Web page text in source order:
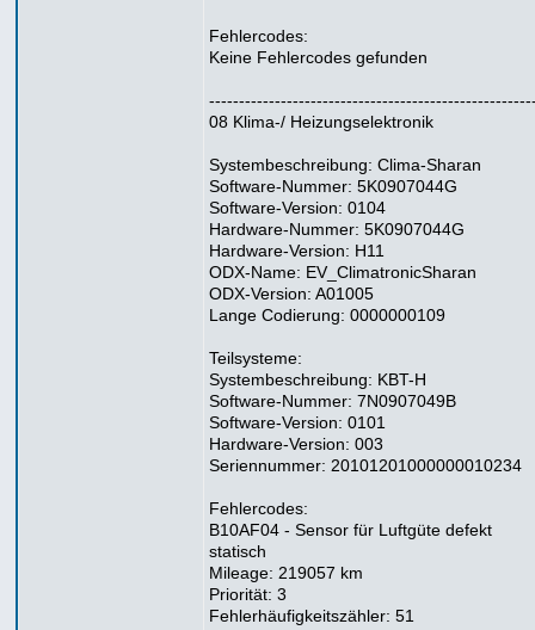
Fehlercodes:
Keine Fehlercodes gefunden
08 Klima-/ Heizungselektronik
Systembeschreibung: Clima-Sharan
Software-Nummer: 5K0907044G
Software-Version: 0104
Hardware-Nummer: 5K0907044G
Hardware-Version: H11
ODX-Name: EV_ClimatronicSharan
ODX-Version: A01005
Lange Codierung: 0000000109
Teilsysteme:
Systembeschreibung: KBT-H
Software-Nummer: 7N0907049B
Software-Version: 0101
Hardware-Version: 003
Seriennummer: 20101201000000010234
Fehlercodes:
B10AF04 - Sensor für Luftgüte defekt
statisch
Mileage: 219057 km
Priorität: 3
Fehlerhäufigkeitszähler: 51